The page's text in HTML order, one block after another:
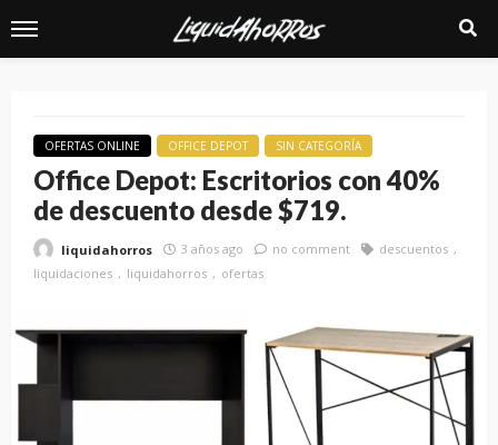
OFERTAS ONLINE OFFICE DEPOT SIN CATEGORÍA
Office Depot: Escritorios con 40%
de descuento desde $719.
liquidahorros 3 años ago no comment
descuentos
liquidaciones
liquidahorros ofertas